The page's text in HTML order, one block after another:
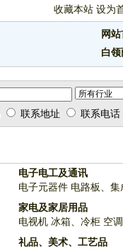
收藏本站 设为
网
白
联系地址 联系电话
电子电工及通讯
电子元器件 电路板、集
家电及家居用品
电视机 冰箱、冷柜 空调
礼品、美术、工艺品